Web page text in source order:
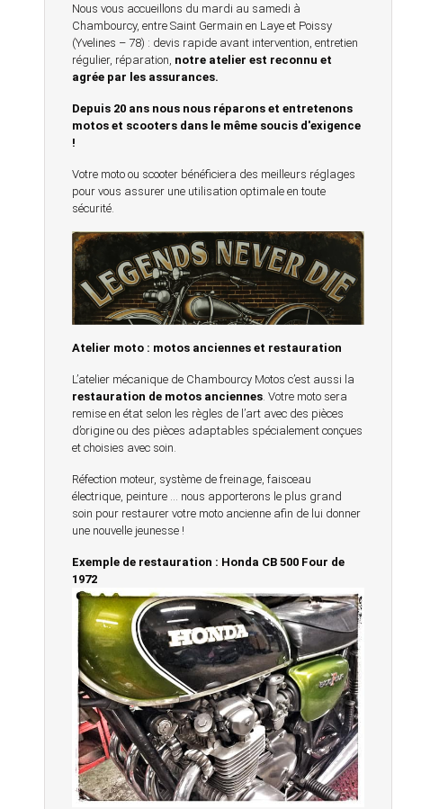
Nous vous accueillons du mardi au samedi à
Chambourcy, entre Saint Germain en Laye et Poissy
(Yvelines – 78) : devis rapide avant intervention, entretien
régulier, réparation, notre atelier est reconnu et
agrée par les assurances.
Depuis 20 ans nous nous réparons et entretenons
motos et scooters dans le même soucis d'exigence
!
Votre moto ou scooter bénéficiera des meilleurs réglages
pour vous assurer une utilisation optimale en toute
sécurité.
Atelier moto : motos anciennes et restauration
L’atelier mécanique de Chambourcy Motos c’est aussi la
restauration de motos anciennes. Votre moto sera
remise en état selon les règles de l’art avec des pièces
d’origine ou des pièces adaptables spécialement conçues
et choisies avec soin.
Réfection moteur, système de freinage, faisceau
électrique, peinture … nous apporterons le plus grand
soin pour restaurer votre moto ancienne afin de lui donner
une nouvelle jeunesse !
Exemple de restauration : Honda CB 500 Four de
1972